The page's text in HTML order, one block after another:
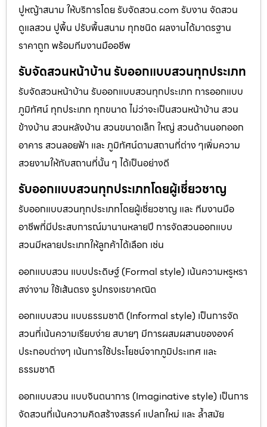
ปูหญ้าสนาม ให้บริการโดย รับจัดสวน.com รับงาน จัดสวน
ดูแลสวน ปูพื้น ปรับพื้นสนาม ทุกชนิด ผลงานได้มาตรฐาน
ราคาถูก พร้อมทีมงานมืออชีพ
รับจัดสวนหน้าบ้าน รับออกแบบสวนทุกประเภท
รับจัดสวนหน้าบ้าน รับออกแบบสวนทุกประเภท การออกแบบ
ภูมิทัศน์ ทุกประเภท ทุกขนาด ไม่ว่าจะเป็นสวนหน้าบ้าน สวน
ข้างบ้าน สวนหลังบ้าน สวนขนาดเล็ก ใหญ่ สวนด้านนอกออก
อาคาร สวนลอยฟ้า และ ภูมิทัศน์ตามสถานที่ต่าง ๆเพิ่มความ
สวยงามให้กับสถานที่นั้น ๆ ได้เป็นอย่างดี
รับออกแบบสวนทุกประเภทโดยผู้เชี่ยวชาญ
รับออกแบบสวนทุกประเภทโดยผู้เชี่ยวชาญ และ ทีมงานมือ
อาชีพที่มีประสบการณ์มานานหลายปี การจัดสวนออกแบบ
สวนมีหลายประเภทให้ลูกค้าได้เลือก เช่น
ออกแบบสวน แบบประดิษฐ์ (Formal style) เน้นความหรูหรา
สง่างาม ใช้เส้นตรง รูปทรงเรขาคณิต
ออกแบบสวน แบบธรรมชาติ (Informal style) เป็นการจัด
สวนที่เน้นความเรียบง่าย สบายๆ มีการผสมผสานขององค์
ประกอบต่างๆ เน้นการใช้ประโยชน์จากภูมิประเทศ และ
ธรรมชาติ
ออกแบบสวน แบบจินตนาการ (Imaginative style) เป็นการ
จัดสวนที่เน้นความคิดสร้างสรรค์ แปลกใหม่ และ ล้ำสมัย